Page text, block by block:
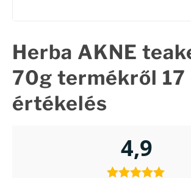
Herba AKNE
70g termékről 17
értékelés
4,9